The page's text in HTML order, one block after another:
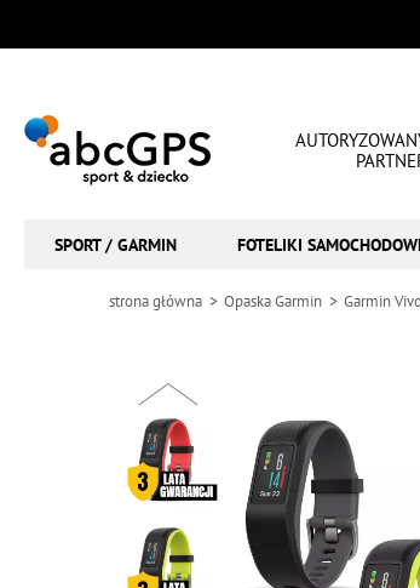
SPORT / GARMIN FOTELIKI
strona główna Opaska Garmin Garmin